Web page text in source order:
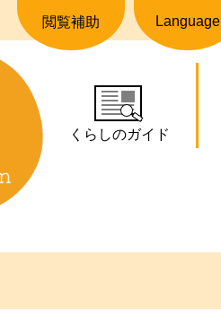
閲覧補助 Language
くらしのガイド